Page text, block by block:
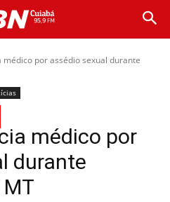
médico por assédio sexual durante
médico por
durante